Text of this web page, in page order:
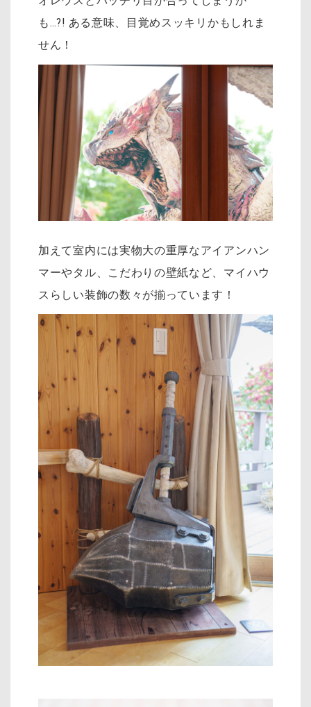
も…?! ある意味、目覚めスッキリかもしれま
せん！
加えて室内には実物大の重厚なアイアンハン
マーやタル、こだわりの壁紙など、マイハウ
スらしい装飾の数々が揃っています！